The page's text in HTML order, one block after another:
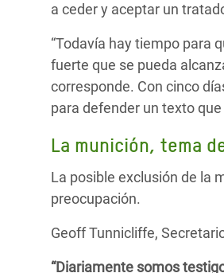
a ceder y aceptar un
“Todavía hay tiempo para
fuerte que se pueda
corresponde. Con cinco
para defender un texto
La munición, tema
La posible exclusión de la
preocupación.
Geoff Tunnicliffe,
“Diariamente somos